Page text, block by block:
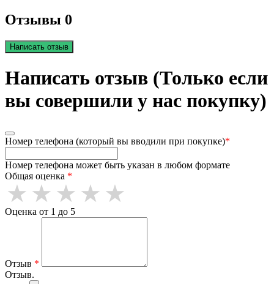
Отзывы 0
Написать отзыв
Написать отзыв (Только если
вы совершили у нас покупку)
Номер телефона (который вы вводили при покупке)*
Номер телефона может быть указан в любом формате
Общая оценка *
Оценка от 1 до 5
Отзыв *
Отзыв.